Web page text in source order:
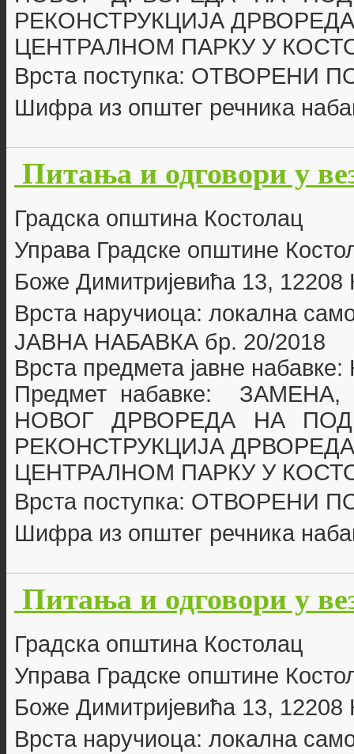
РЕКОНСТРУКЦИЈА
ЦЕНТРАЛНОМ ПАРКУ У
Врста поступка: ОТВОРЕНИ
Шифра из општег речника
Питања и одговори у
Градска општина Костолац
Управа Градске општине
Боже Димитријевића 13, 12208
Врста наручиоца: локална
ЈАВНА НАБАВКА бр. 20/2018
Врста предмета јавне
Предмет набавке: ЗАМЕНА,
НОВОГ ДРВОРЕДА НА
РЕКОНСТРУКЦИЈА
ЦЕНТРАЛНОМ ПАРКУ У
Врста поступка: ОТВОРЕНИ
Шифра из општег речника
Питања и одговори у
Градска општина Костолац
Управа Градске општине
Боже Димитријевића 13, 12208
Врста наручиоца: локална